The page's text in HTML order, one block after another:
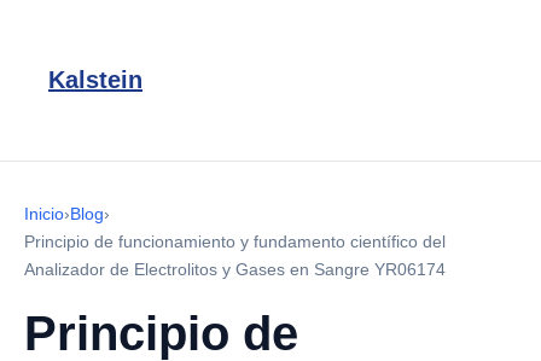
Kalstein
Inicio›Blog›
Principio de funcionamiento y fundamento científico del
Analizador de Electrolitos y Gases en Sangre YR06174
Principio de